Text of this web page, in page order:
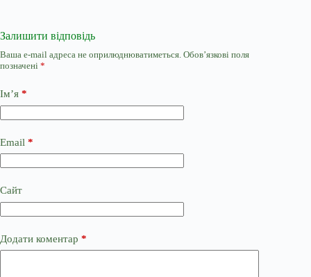
Залишити відповідь
Ваша e-mail адреса не оприлюднюватиметься. Обов’язкові поля
позначені *
Ім’я *
Email *
Сайт
Додати коментар *